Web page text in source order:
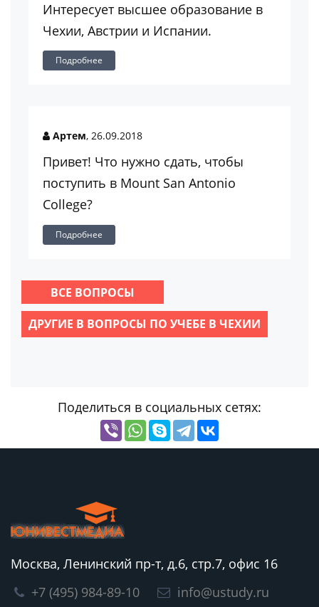
Интересует высшее образование в
Чехии, Австрии и Испании.
Подробнее
Артем, 26.09.2018
Привет! Что нужно сдать, чтобы
поступить в Mount San Antonio
College?
Подробнее
ВСЕ ВОПРОСЫ
ДРУГИЕ В ВОПРОСЫ ПО УЧЕБЕ В ЧЕХИИ
Поделиться в социальных сетях:
Москва, Ленинский пр-т, д.6, стр.7, офис 16
+7 (495) 984-89-10
info@ustudy.ru